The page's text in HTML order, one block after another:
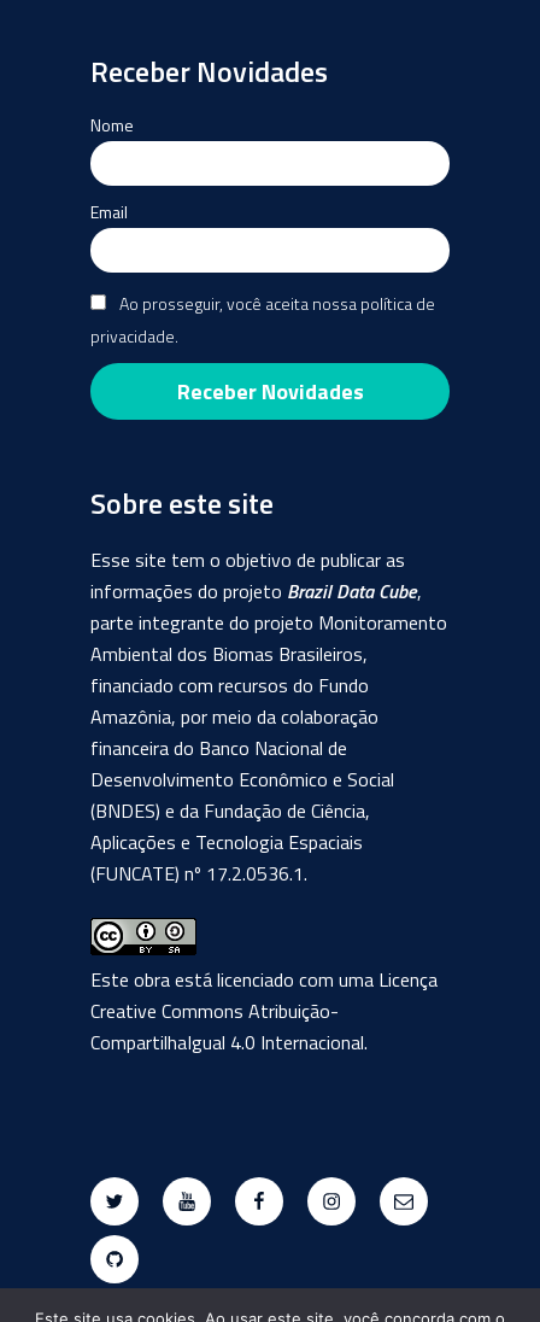
Receber Novidades
Nome
Email
Ao prosseguir, você aceita nossa política de
privacidade.
Sobre este site
Esse site tem o objetivo de publicar as
informações do projeto Brazil Data Cube,
parte integrante do projeto Monitoramento
Ambiental dos Biomas Brasileiros,
financiado com recursos do Fundo
Amazônia, por meio da colaboração
financeira do Banco Nacional de
Desenvolvimento Econômico e Social
(BNDES) e da Fundação de Ciência,
Aplicações e Tecnologia Espaciais
(FUNCATE) nº 17.2.0536.1.
Este obra está licenciado com uma Licença
Creative Commons Atribuição-
CompartilhaIgual 4.0 Internacional.
Twitter Youtube FacebookInstagramE-
mail
Github